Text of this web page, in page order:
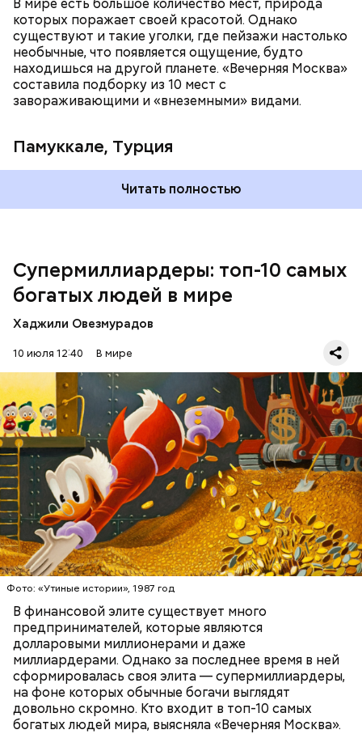
В мире есть большое количество мест, природа
которых поражает своей красотой. Однако
существуют и такие уголки, где пейзажи настолько
необычные, что появляется ощущение, будто
находишься на другой планете. «Вечерняя Москва»
составила подборку из 10 мест с
завораживающими и «внеземными» видами.
Памуккале, Турция
Читать полностью
Супермиллиардеры: топ-10 самых
богатых людей в мире
Хаджили Овезмурадов
10 июля 12:40 В мире
Фото: «Утиные истории», 1987 год
В финансовой элите существует много
предпринимателей, которые являются
долларовыми миллионерами и даже
миллиардерами. Однако за последнее время в ней
сформировалась своя элита — супермиллиардеры,
на фоне которых обычные богачи выглядят
довольно скромно. Кто входит в топ-10 самых
богатых людей мира, выясняла «Вечерняя Москва».
Фото: Shutterstock
Амансио Ортега — испанский бизнесмен, который
собственную компанию Inditex, владеющую
многими всемирно известными брендами одежды.
Первоначально это была сеть магазинов Zara,
которая по задумке делала качественную и
стильную одежду по доступным ценам.
Подход Ортеги окупил себя, и Zara со временем
стала популярна во всей Европе и США, а потом и
Pull&Bear, Massimo Dutti, Bershka, Stradivarius и
другие популярные бренды. Бизнесмен сейчас на
пенсии, но при этом продолжает контролировать
акции своей компании. Его состояние оценивается
БОГАТСТВО
БИЗНЕС
ПРЕДПРИНИМАТЕЛИ
МИЛЛИАРДЕРЫ
ДЕНЬГИ